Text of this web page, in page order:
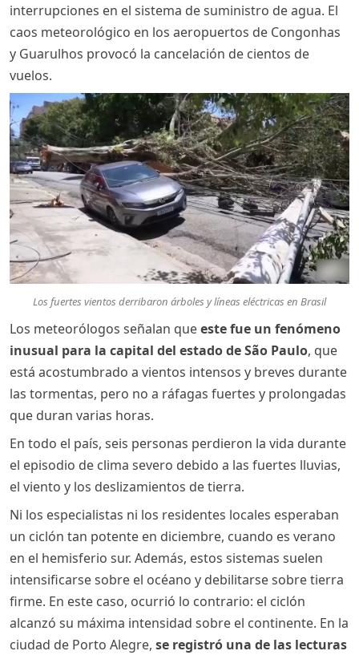
interrupciones en el sistema de suministro de agua. El
caos meteorológico en los aeropuertos de Congonhas
y Guarulhos provocó la cancelación de cientos de
vuelos.
Los fuertes vientos derribaron árboles y líneas eléctricas en Brasil
Los meteorólogos señalan queeste fue un fenómeno
inusual para la capital del estado de São Paulo, que
está acostumbrado a vientos intensos y breves durante
las tormentas, pero no a ráfagas fuertes y prolongadas
que duran varias horas.
En todo el país, seis personas perdieron la vida durante
el episodio de clima severo debido a las fuertes lluvias,
el viento y los deslizamientos de tierra.
Ni los especialistas ni los residentes locales esperaban
un ciclón tan potente en diciembre, cuando es verano
en el hemisferio sur. Además, estos sistemas suelen
intensificarse sobre el océano y debilitarse sobre tierra
firme. En este caso, ocurrió lo contrario: el ciclón
alcanzó su máxima intensidad sobre el continente. En la
ciudad de Porto Alegre, se registró una de las lecturas